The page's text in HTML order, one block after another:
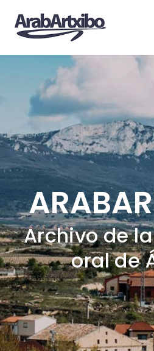
contenido
Archivo de
oral de